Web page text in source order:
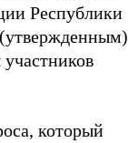
Республики
который